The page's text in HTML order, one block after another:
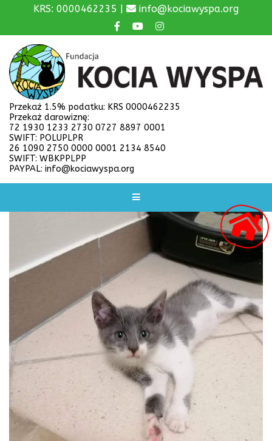
KRS: 0000462235 | info@kociawyspa.org
Przekaż 1.5% podatku: KRS 0000462235
Przekaż darowiznę:
72 1930 1233 2730 0727 8897 0001
SWIFT: POLUPLPR
26 1090 2750 0000 0001 2134 8540
SWIFT: WBKPPLPP
PAYPAL: info@kociawyspa.org